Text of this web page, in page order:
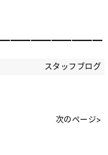
スタッフブログ
次のページ>